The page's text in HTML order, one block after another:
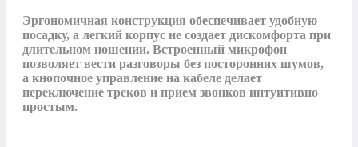
Эргономичная конструкция обеспечивает удобную
посадку, а легкий корпус не создает дискомфорта при
длительном ношении. Встроенный микрофон
позволяет вести разговоры без посторонних шумов,
а кнопочное управление на кабеле делает
переключение треков и прием звонков интуитивно
простым.